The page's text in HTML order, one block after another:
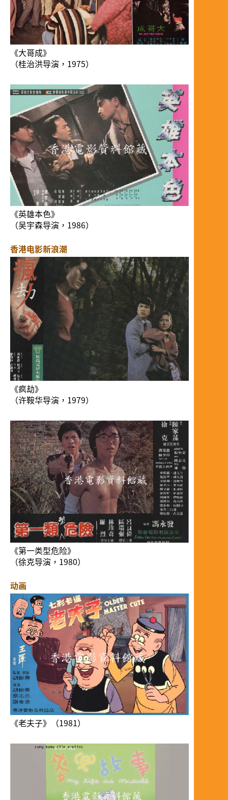
《大哥成》
（桂治洪导演，1975）
《英雄本色》
（吴宇森导演，1986）
香港电影新浪潮
《疯劫》
（许鞍华导演，1979）
《第一类型危险》
（徐克导演，1980）
动画
《老夫子》（1981）